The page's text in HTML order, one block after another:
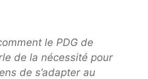
le PDG de
de la nécessité pour
de s’adapter au